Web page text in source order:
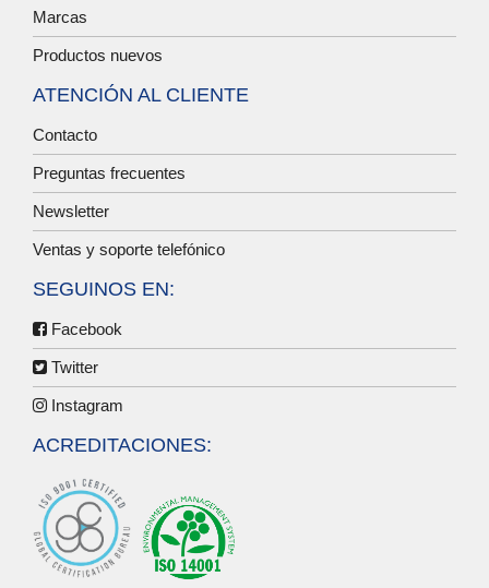
Marcas
Productos nuevos
ATENCIÓN AL CLIENTE
Contacto
Preguntas frecuentes
Newsletter
Ventas y soporte telefónico
SEGUINOS EN:
Facebook
Twitter
Instagram
ACREDITACIONES: